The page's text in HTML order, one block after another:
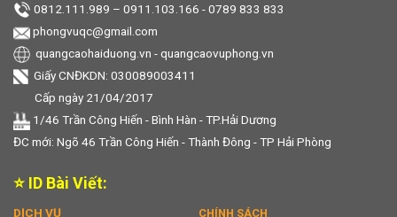
0812.111.989 – 0911.103.166 - 0789 833 833
phongvuqc@gmail.com
quangcaohaiduong.vn -quangcaovuphong.vn
Giấy CNĐKDN: 030089003411
Cấp ngày 21/04/2017
1/46 Trần Công Hiến - Bình Hàn - TP.Hải Dương
ĐC mới: Ngõ 46 Trần Công Hiến - Thành Đông - TP Hải Phòng
⭐ ID Bài Viết:
DỊCH VỤ CHÍNH SÁCH